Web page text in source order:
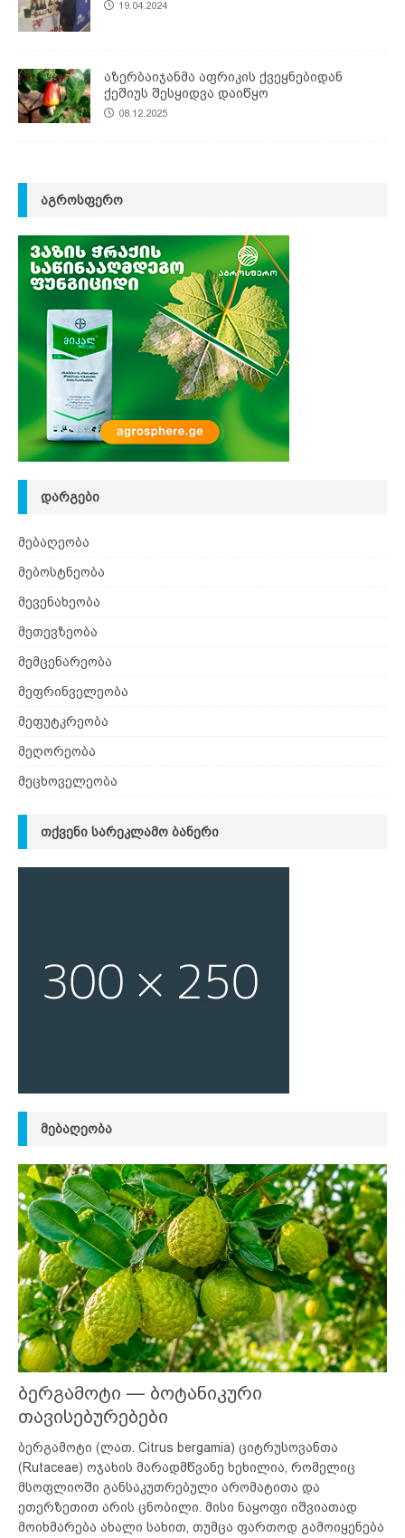
19.04.2024
აზერბაიჯანმა აფრიკის ქვეყნებიდან
ქეშიუს შესყიდვა დაიწყო
08.12.2025
ᲐᲒᲠᲝᲡᲤᲔᲠᲝ
ᲓᲐᲠᲒᲔᲑᲘ
მებაღეობა
მებოსტნეობა
მევენახეობა
მეთევზეობა
მემცენარეობა
მეფრინველეობა
მეფუტკრეობა
მეღორეობა
მეცხოველეობა
ᲗᲥᲕᲔᲜᲘ ᲡᲐᲠᲔᲙᲚᲐᲛᲝ ᲑᲐᲜᲔᲠᲘ
ᲛᲔᲑᲐᲦᲔᲝᲑᲐ
ბერგამოტი — ბოტანიკური
თავისებურებები
ბერგამოტი (ლათ. Citrus bergamia) ციტრუსოვანთა
(Rutaceae) ოჯახის მარადმწვანე ხეხილია, რომელიც
მსოფლიოში განსაკუთრებული არომატითა და
ეთერზეთით არის ცნობილი. მისი ნაყოფი იშვიათად
მოიხმარება ახალი სახით, თუმცა ფართოდ გამოიყენება